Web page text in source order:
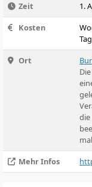
Zeit
1.
Kosten
Ort
die
Mehr Infos